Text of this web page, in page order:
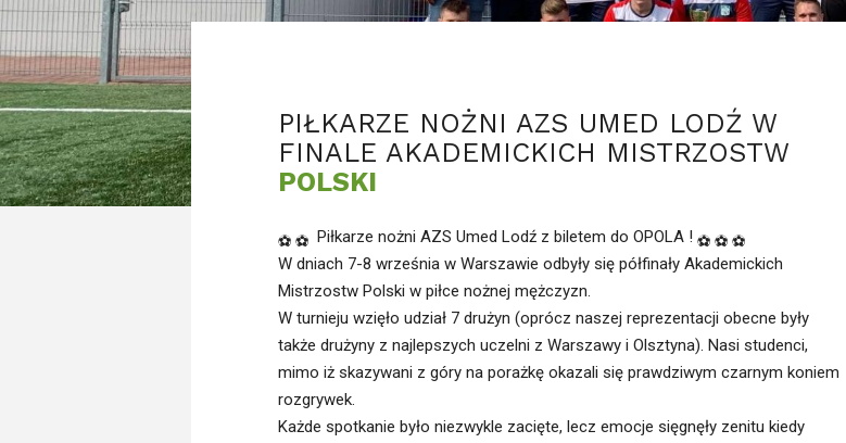
PIŁKARZE NOŻNI AZS UMED LODŹ W
FINALE AKADEMICKICH MISTRZOSTW
POLSKI
Piłkarze nożni AZS Umed Lodź z biletem do OPOLA !
W dniach 7-8 września w Warszawie odbyły się półfinały Akademickich
Mistrzostw Polski w piłce nożnej mężczyzn.
W turnieju wzięło udział 7 drużyn (oprócz naszej reprezentacji obecne były
także drużyny z najlepszych uczelni z Warszawy i Olsztyna). Nasi studenci,
mimo iż skazywani z góry na porażkę okazali się prawdziwym czarnym koniem
rozgrywek.
Każde spotkanie było niezwykle zacięte, lecz emocje sięgnęły zenitu kiedy